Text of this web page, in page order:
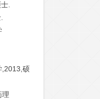
.
,2013,硕
理